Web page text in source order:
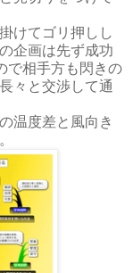
けてゴリ押しし
企画は先ず成功
で相手方も閃きの
々と交渉して通
温度差と風向き